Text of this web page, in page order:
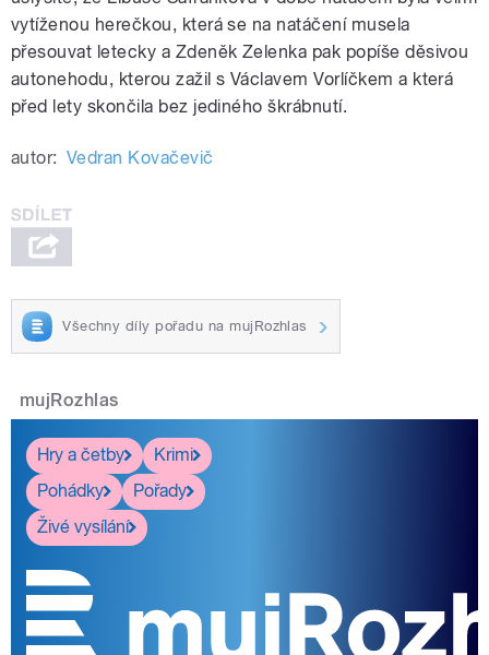
vytíženou herečkou, která se na natáčení musela
přesouvat letecky a Zdeněk Zelenka pak popíše děsivou
autonehodu, kterou zažil s Václavem Vorlíčkem a která
před lety skončila bez jediného škrábnutí.
autor: Vedran Kovačevič
Všechny díly pořadu na mujRozhlas
mujRozhlas
Hry a četby
Krimi
Pohádky
Pořady
Živé vysílání